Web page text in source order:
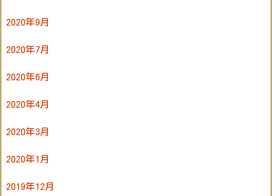
2020年9月
2020年7月
2020年6月
2020年4月
2020年3月
2020年1月
2019年12月